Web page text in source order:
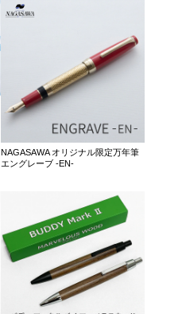
NAGASAWA オリジナル限定万年筆
エングレーブ -EN-